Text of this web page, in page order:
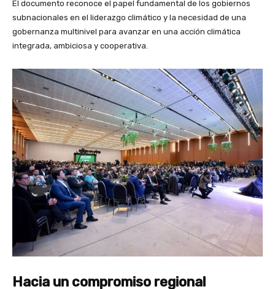
El documento reconoce el papel fundamental de los gobiernos
subnacionales en el liderazgo climático y la necesidad de una
gobernanza multinivel para avanzar en una acción climática
integrada, ambiciosa y cooperativa.
Hacia un compromiso regional